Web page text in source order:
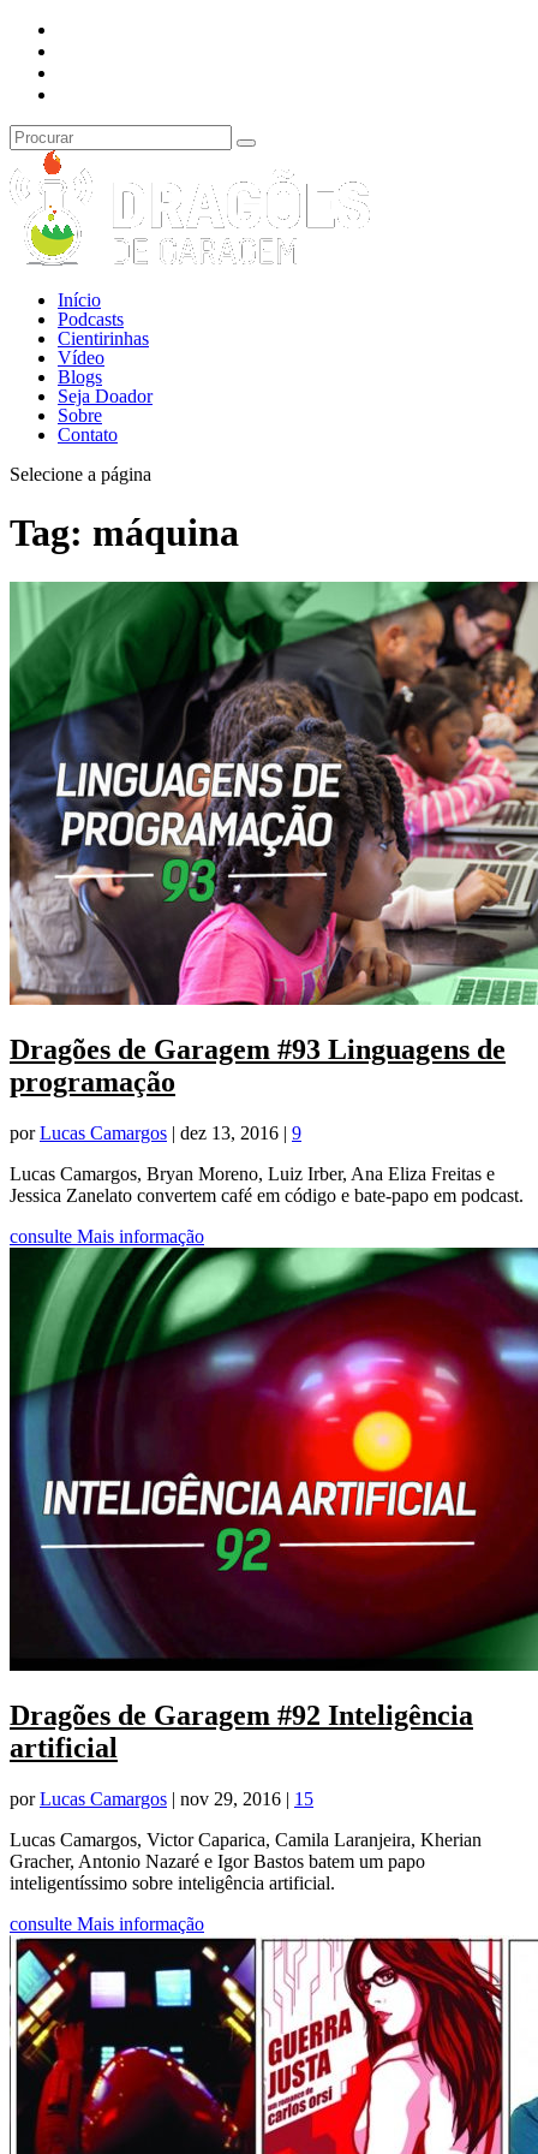
Início
Podcasts
Cientirinhas
Vídeo
Blogs
Seja Doador
Sobre
Contato
Selecione a página
Tag: máquina
Dragões de Garagem #93 Linguagens de
programação
porLucas Camargos | dez 13, 2016 | 9
Lucas Camargos, Bryan Moreno, Luiz Irber, Ana Eliza Freitas e
Jessica Zanelato convertem café em código e bate-papo em podcast.
consulte Mais informação
Dragões de Garagem #92 Inteligência
artificial
porLucas Camargos | nov 29, 2016 | 15
Lucas Camargos, Victor Caparica, Camila Laranjeira, Kherian
Gracher, Antonio Nazaré e Igor Bastos batem um papo
inteligentíssimo sobre inteligência artificial.
consulte Mais informação